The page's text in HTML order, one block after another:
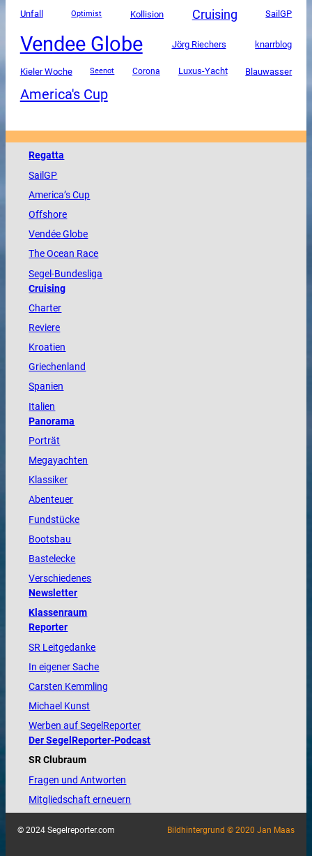
Unfall Optimist Kollision Cruising SailGP
Vendee Globe Jörg Riechers knarrblog
Kieler Woche Seenot Corona Luxus-Yacht Blauwasser
America's Cup
Regatta
SailGP
America’s Cup
Offshore
VendéeGlobe
TheOcean Race
Segel-Bundesliga
Cruising
Charter
Reviere
Kroatien
Griechenland
Spanien
Italien
Panorama
Porträt
Megayachten
Klassiker
Abenteuer
Fundstücke
Bootsbau
Bastelecke
Verschiedenes
Newsletter
Klassenraum
Reporter
SR Leitgedanke
In eigener Sache
Carsten Kemmling
Michael Kunst
Werben auf SegelReporter
Der SegelReporter-Podcast
SR Clubraum
Fragen und Antworten
Mitgliedschaft erneuern
© 2024 Segelreporter.com Bildhintergrund © 2020 Jan Maas